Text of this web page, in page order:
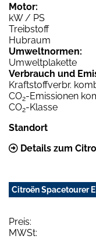
Motor:
kW / PS
Treibstoff
Hubraum
Umweltnormen:
Umweltplakette
Verbrauch und
Kraftstoffverbr.
CO2-Emissionen
CO2-Klasse
Standort
Details zum
Citroën Spacetourer
Preis:
MWSt: